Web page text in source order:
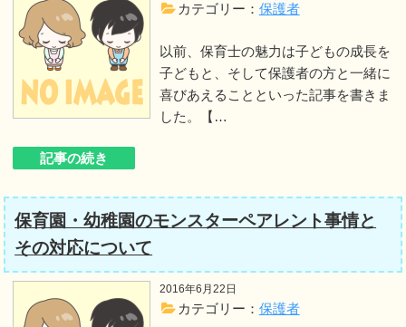
カテゴリー： 保護者
以前、保育士の魅力は子どもの成長を
子どもと、そして保護者の方と一緒に
喜びあえることといった記事を書きま
した。【…
記事の続き
保育園・幼稚園のモンスターペアレント事情と
その対応について
2016年6月22日
カテゴリー： 保護者